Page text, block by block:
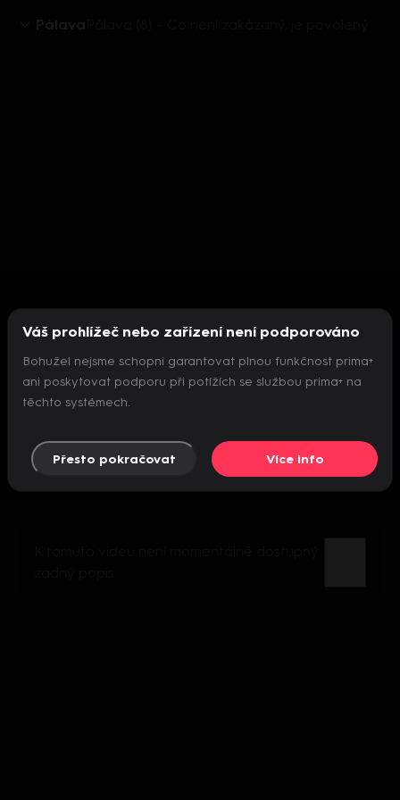
Pálava
Nepodařilo se inicializovat přehrávač
Váš prohlížeč nebo zařízení není podporováno
Bohužel nejsme schopni garantovat plnou funkčnost prima+
ani poskytovat podporu při potížích se službou prima+ na
těchto systémech.
Přesto pokračovat Více info